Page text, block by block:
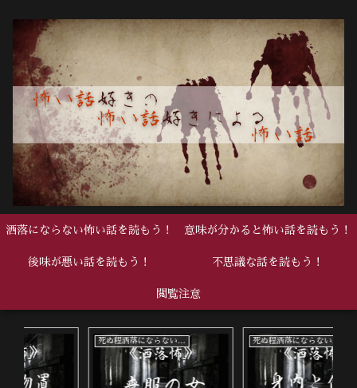
洒落にならない怖い話を読もう！ 意味が分かると怖い話を読もう！
後味が悪い話を読もう！ 不思議な話を読もう！
閲覧注意
死ぬ程洒落にならない怖い話 死ぬ程洒落にならない怖い話